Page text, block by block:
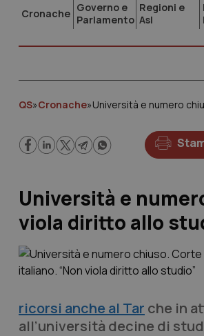
Cronache Governo e
Parlamento
Regioni e
Asl
QS»Cronache»Università e numero
Università e
viola diritto allo
ricorsi anche al Tar che in
all’università decine di